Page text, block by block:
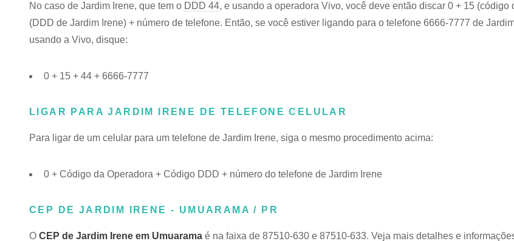
No caso de Jardim Irene, que tem o DDD 44, e usando a operadora Vivo, você deve então discar 0 + 15 (código
(DDD de Jardim Irene) + número de telefone. Então, se você estiver ligando para o telefone 6666-7777 de
usando a Vivo, disque:
0 + 15 + 44 + 6666-7777
LIGAR PARA JARDIM IRENE DE TELEFONE CELULAR
Para ligar de um celular para um telefone de Jardim Irene, siga o mesmo procedimento acima:
0 + Código da Operadora + Código DDD + número do telefone de Jardim Irene
CEP DE JARDIM IRENE - UMUARAMA / PR
O CEP de Jardim Irene em Umuarama é na faixa de 87510-630 e 87510-633. Veja mais detalhes e